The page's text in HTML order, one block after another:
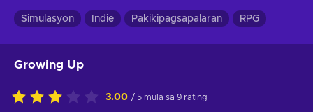
Simulasyon Indie Pakikipagsapalaran RPG
Growing Up
3.00 / 5 mula sa 9 rating